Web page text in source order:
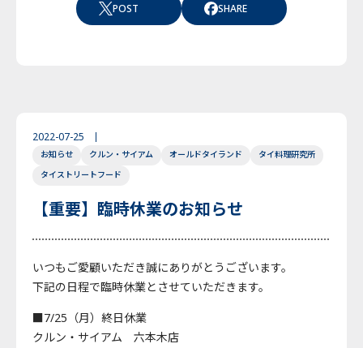
POST SHARE
2022-07-25
お知らせ クルン・サイアム オールドタイランド
タイ料理研究所
タイストリートフード
【重要】臨時休業のお知らせ
いつもご愛顧いただき誠にありがとうございます。
下記の日程で臨時休業とさせていただきます。
■7/25（月）終日休業
クルン・サイアム 六本木店